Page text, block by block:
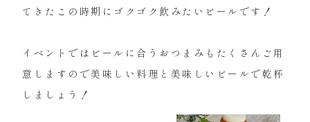
てきたこの時期にゴクゴク飲みたいビールです！
イベントではビールに合うおつまみもたくさんご用
意しますので美味しい料理と美味しいビールで乾杯
しましょう！